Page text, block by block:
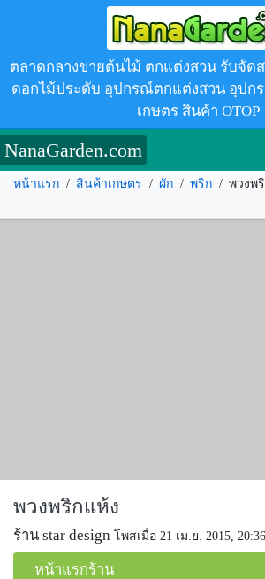
ตลาดกลางขายต้นไม้ ตกแต่งสวน รับจัด
ดอกไม้ประดับ อุปกรณ์ตกแต่งสวน อุปก
เกษตร สินค้า OTOP
NanaGarden.com
หน้าแรก / สินค้าเกษตร / ผัก / พริก / พวงพ
พวงพริกแห้ง
ร้าน star design โพสเมื่อ 21 เม.ย. 2015,
หน้าแรกร้าน